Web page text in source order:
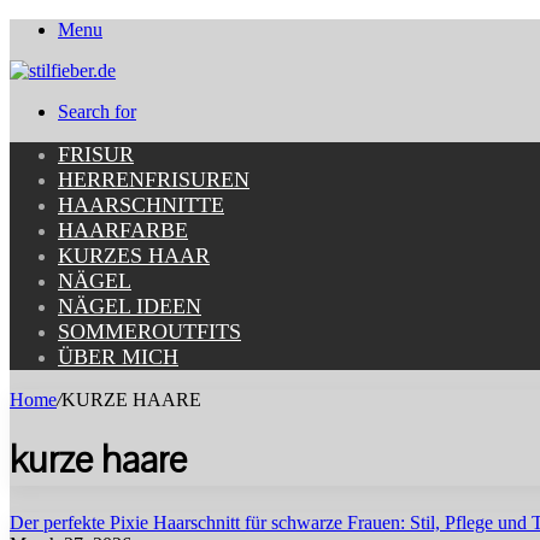
Menu
Search for
FRISUR
HERRENFRISUREN
HAARSCHNITTE
HAARFARBE
KURZES HAAR
NÄGEL
NÄGEL IDEEN
SOMMEROUTFITS
ÜBER MICH
Home/KURZE HAARE
kurze haare
Der perfekte Pixie Haarschnitt für schwarze Frauen: Stil, Pflege und